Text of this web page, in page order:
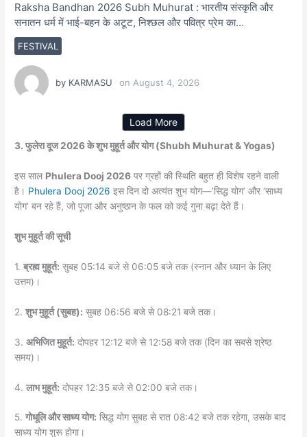
FESTIVAL
Raksha Bandhan 2026 Subh Muhurat : भारतीय संस्कृति और
सनातन धर्म में भाई-बहन के अटूट, निश्छल और पवित्र प्रेम का…
by KARMASU onAugust 4, 2026
Load More
3. फुलेरा दूज 2026 के शुभ मुहूर्त और योग (Shubh Muhurat & Yogas)
इस साल Phulera Dooj 2026 पर ग्रहों की स्थिति बहुत ही विशेष रहने वाली
है। Phulera Dooj 2026इस दिन दो अत्यंत शुभ योग—’सिद्ध योग’ और ‘साध्य
योग’ बन रहे हैं, जो पूजा और अनुष्ठान के फल को कई गुना बढ़ा देते हैं।
शुभ मुहूर्त की सूची
1.ब्रह्म मुहूर्त: सुबह 05:14 बजे से 06:05 बजे तक (स्नान और ध्यान के लिए
उत्तम)।
2.शुभ मुहूर्त (सुबह): सुबह 06:56 बजे से 08:21 बजे तक।
3.अभिजित मुहूर्त: दोपहर 12:12 बजे से 12:58 बजे तक (दिन का सबसे श्रेष्ठ
समय)।
4.लाभ मुहूर्त: दोपहर 12:35 बजे से 02:00 बजे तक।
5.गोधूलि और साध्य योग: सिद्ध योग सुबह से रात 08:42 बजे तक रहेगा, उसके बाद
साध्य योग शुरू होगा।